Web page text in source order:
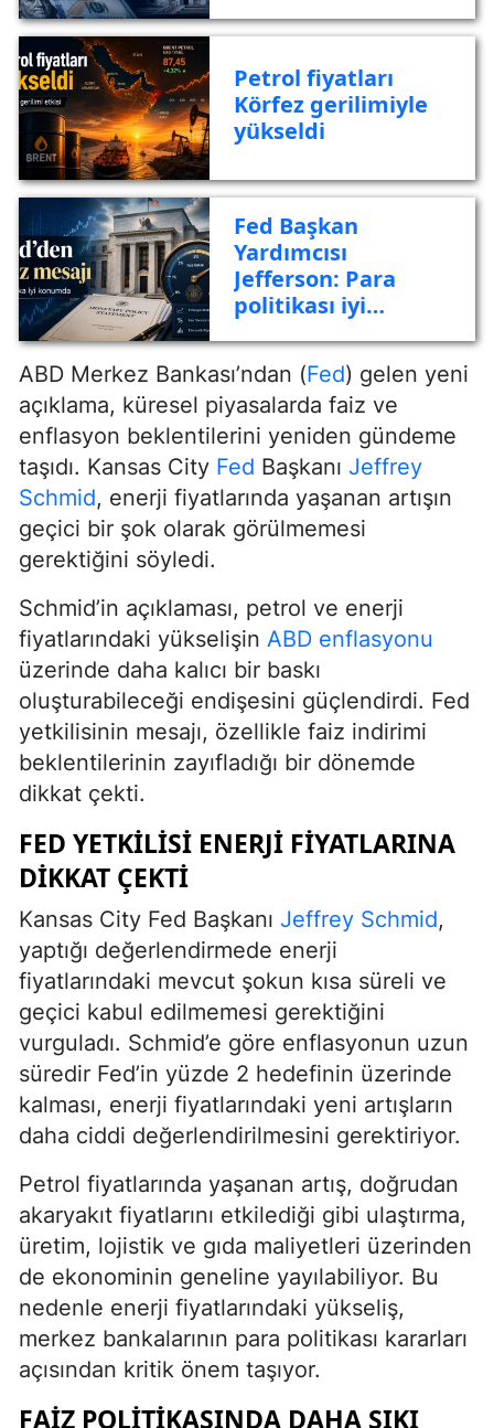
Petrol fiyatları
Körfez gerilimiyle
yükseldi
Fed Başkan
Yardımcısı
Jefferson: Para
politikası iyi
ABD Merkez Bankası’ndan (Fed) gelen yeni
açıklama, küresel piyasalarda faiz ve
enflasyon beklentilerini yeniden gündeme
taşıdı. Kansas City Fed Başkanı Jeffrey
Schmid, enerji fiyatlarında yaşanan artışın
geçici bir şok olarak görülmemesi
gerektiğini söyledi.
Schmid’in açıklaması, petrol ve enerji
fiyatlarındaki yükselişin ABD enflasyonu
üzerinde daha kalıcı bir baskı
oluşturabileceği endişesini güçlendirdi. Fed
yetkilisinin mesajı, özellikle faiz indirimi
beklentilerinin zayıfladığı bir dönemde
dikkat çekti.
FED YETKILISI ENERJI FIYATLARINA
DIKKAT ÇEKTI
Kansas City Fed Başkanı Jeffrey Schmid,
yaptığı değerlendirmede enerji
fiyatlarındaki mevcut şokun kısa süreli ve
geçici kabul edilmemesi gerektiğini
vurguladı. Schmid’e göre enflasyonun uzun
süredir Fed’in yüzde 2 hedefinin üzerinde
kalması, enerji fiyatlarındaki yeni artışların
daha ciddi değerlendirilmesini gerektiriyor.
Petrol fiyatlarında yaşanan artış, doğrudan
akaryakıt fiyatlarını etkilediği gibi ulaştırma,
üretim, lojistik ve gıda maliyetleri üzerinden
de ekonominin geneline yayılabiliyor. Bu
nedenle enerji fiyatlarındaki yükseliş,
merkez bankalarının para politikası kararları
açısından kritik önem taşıyor.
FAIZ POLITIKASINDA DAHA SIKI